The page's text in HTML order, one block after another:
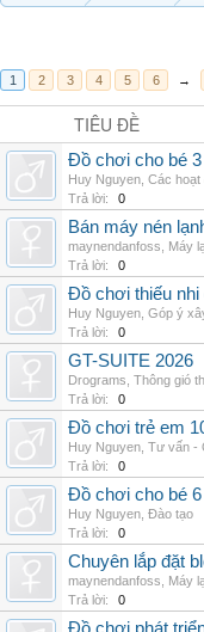
1 2 3 4 5 6 →
TIÊU ĐỀ
Đồ chơi cho bé 3
Huy Nguyen Các hoạt
Trả lời:
0
Bán máy nén
maynendanfoss
Máy
Trả lời:
0
Đồ chơi thiếu nhi
Huy Nguyen Góp ý
Trả lời:
0
GT-SUITE 2026
Drograms Thông gió
Trả lời:
0
Đồ chơi trẻ em
Huy Nguyen Tư vấn -
Trả lời:
0
Đồ chơi cho bé 6
Huy Nguyen Đào tạo
Trả lời:
0
Chuyên lắp đặt
maynendanfoss
Máy
Trả lời:
0